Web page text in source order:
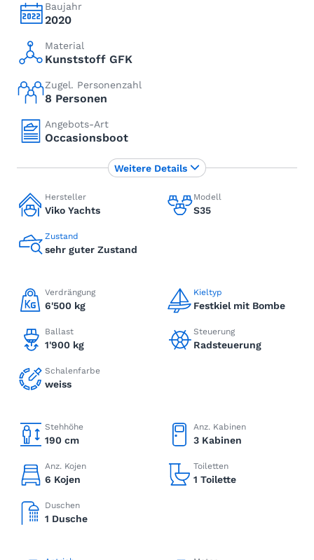
Baujahr
2020
Material
Kunststoff GFK
Zugel. Personenzahl
8 Personen
Angebots-Art
Occasionsboot
Hersteller
Viko Yachts
Modell
S35
Zustand
sehr guter Zustand
Verdrängung
6'500 kg
Kieltyp
Festkiel mit Bombe
Ballast
1'900 kg
Steuerung
Radsteuerung
Schalenfarbe
weiss
Stehhöhe
190 cm
Anz. Kabinen
3 Kabinen
Anz. Kojen
6 Kojen
Toiletten
1 Toilette
Duschen
1 Dusche
Weitere Details